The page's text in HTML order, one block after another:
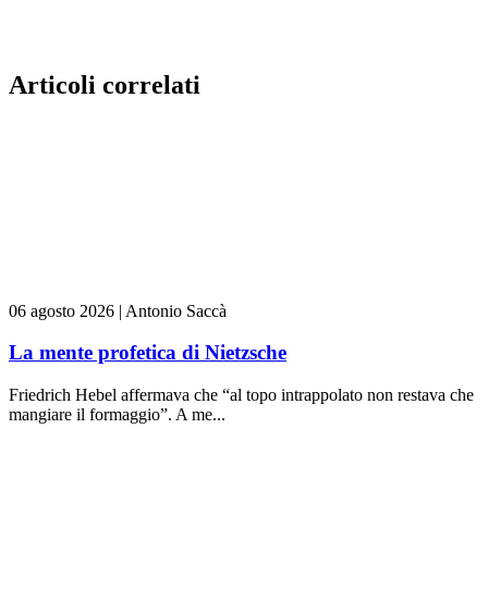
Articoli correlati
06 agosto 2026 | Antonio Saccà
La mente profetica di Nietzsche
Friedrich Hebel affermava che “al topo intrappolato non restava che
mangiare il formaggio”. A me...